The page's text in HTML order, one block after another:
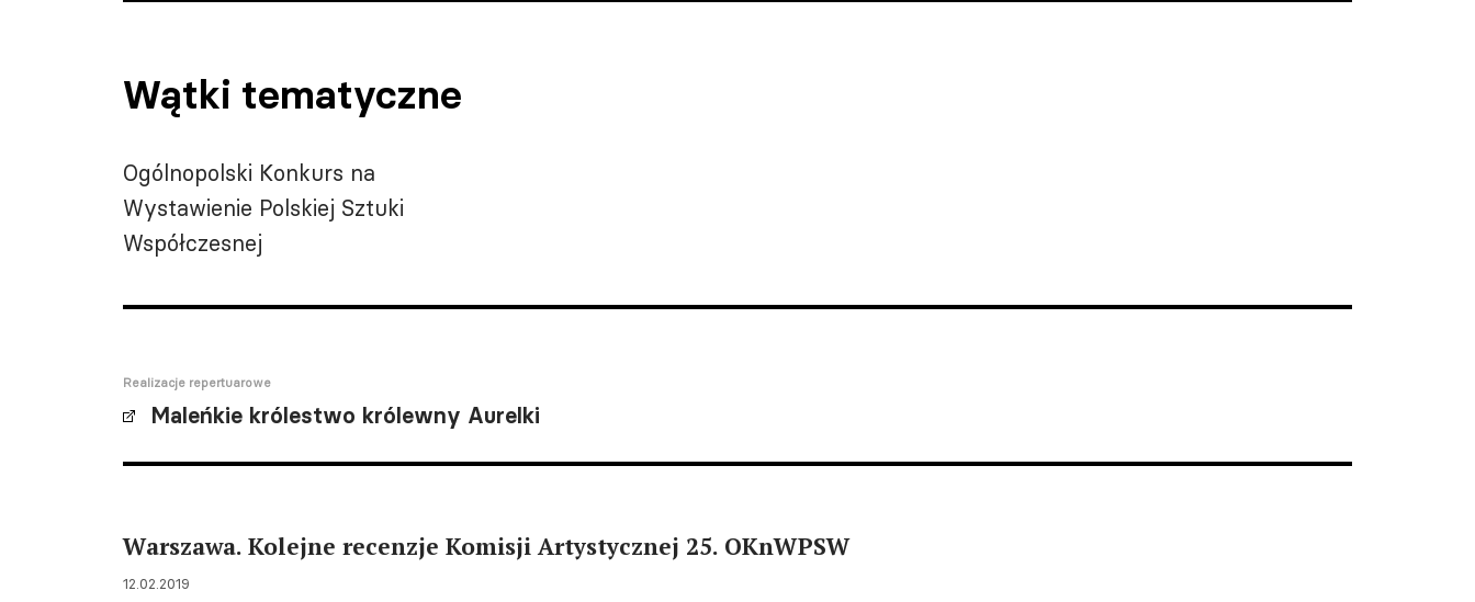
Wątki tematyczne
Ogólnopolski Konkurs na
Wystawienie Polskiej Sztuki
Współczesnej
Realizacje repertuarowe
Maleńkie królestwo królewny Aurelki
Warszawa. Kolejne recenzje Komisji Artystycznej 25. OKnWPSW
12.02.2019